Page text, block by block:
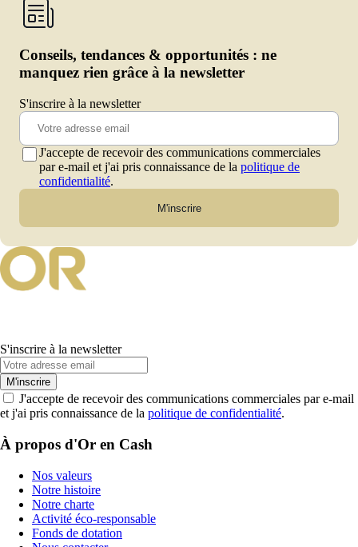
Conseils, tendances & opportunités : ne
manquez rien grâce à la newsletter
S'inscrire à la newsletter
J'accepte de recevoir des communications commerciales
par e-mail et j'ai pris connaissance de la politique de
confidentialité.
M'inscrire
S'inscrire à la newsletter
M'inscrire
J'accepte de recevoir des communications commerciales par e-mail
et j'ai pris connaissance de la politique de confidentialité.
À propos d'Or en Cash
Nos valeurs
Notre histoire
Notre charte
Activité éco-responsable
Fonds de dotation